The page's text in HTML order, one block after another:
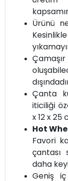
Ürünü
Çanta
iticiliği
x 12 x 25
Hot
Favori
çantası
daha
Geniş